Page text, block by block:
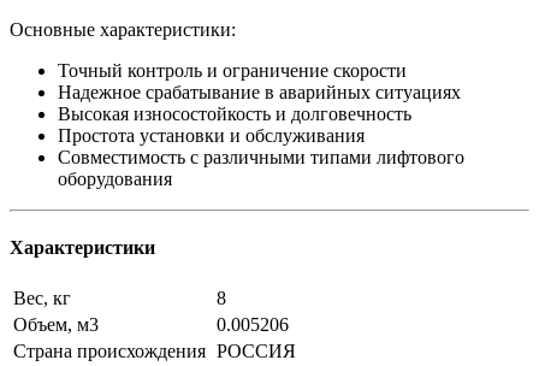
Основные характеристики:
Точный контроль и ограничение скорости
Надежное срабатывание в аварийных ситуациях
Высокая износостойкость и долговечность
Простота установки и обслуживания
Совместимость с различными типами лифтового
оборудования
Характеристики
Вес, кг
8
Объем, м3
0.005206
Страна происхождения РОССИЯ